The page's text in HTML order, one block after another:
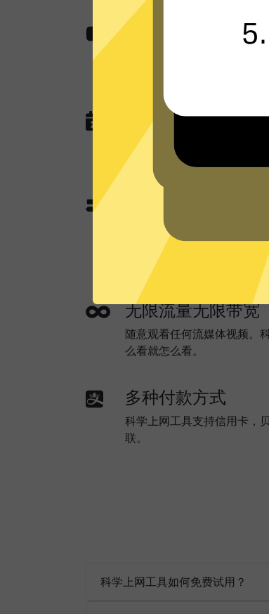
无国界内容
无任何网络或连接
科学上网工具现在没有未来
DNS查询，以及任何可以用
科学上网工具独有的分流模
其使用加速功能；不需要加
用本地网络来优化网速。全
无限流量无限带宽
随意观看任何流媒体视频。
么看就怎么看。
多种付款方式
科学上网工具支持信用卡，
联。
科学上网工具如何免费试用？